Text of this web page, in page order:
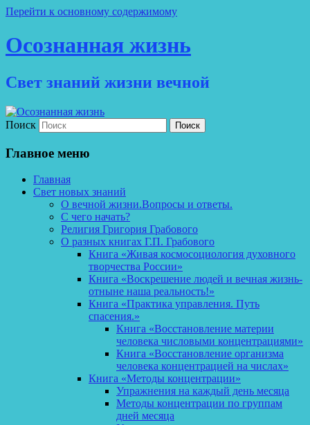
Перейти к основному содержимому
Осознанная жизнь
Свет знаний жизни вечной
Поиск
Главное меню
Главная
Свет новых знаний
О вечной жизни.Вопросы и ответы.
С чего начать?
Религия Григория Грабового
О разных книгах Г.П. Грабового
Книга «Живая космосоциология духовного
творчества России»
Книга «Воскрешение людей и вечная жизнь-
отныне наша реальность!»
Книга «Практика управления. Путь
спасения.»
Книга «Восстановление материи
человека числовыми концентрациями»
Книга «Восстановление организма
человека концентрацией на числах»
Книга «Методы концентрации»
Упражнения на каждый день месяца
Методы концентрации по группам
дней месяца